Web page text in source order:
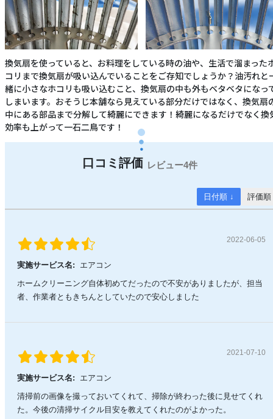
換気扇を使っていると、お料理をしている時の油や、生活で溜まった
コリまで換気扇が吸い込んでいることをご存知でしょうか？油汚れと
緒に小さなホコリも吸い込むこと、換気扇の中も外もベタベタになっ
しまいます。おそうじ本舗なら見えている部分だけではなく、換気扇
中にある部品まで分解して綺麗にできます！綺麗になるだけでなく換
効率も上がって一石二鳥です！
4件
日付順 ↓ 評価順
2022-06-05
実施サービス名:
エアコン
ホームクリーニング自体初めてだったので不安がありましたが、担当
者、作業者ともきちんとしていたので安心しました
2021-07-10
実施サービス名:
エアコン
清掃前の画像を撮っておいてくれて、掃除が終わった後に見せてくれ
た。今後の清掃サイクル目安を教えてくれたのがよかった。